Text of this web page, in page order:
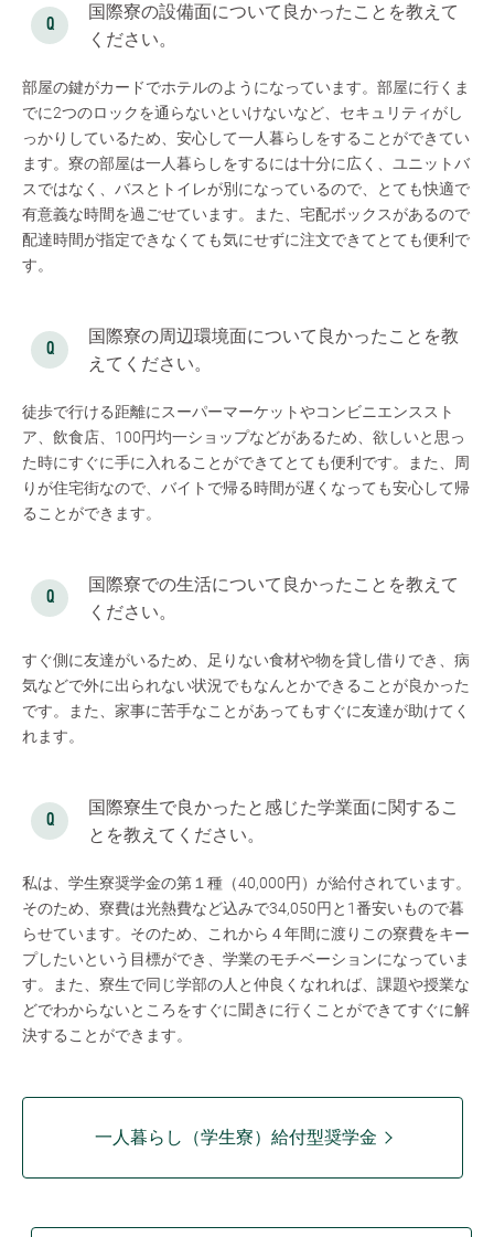
国際寮の設備面について良かったことを教えて
ください。
部屋の鍵がカードでホテルのようになっています。部屋に行くま
でに2つのロックを通らないといけないなど、セキュリティがし
っかりしているため、安心して一人暮らしをすることができてい
ます。寮の部屋は一人暮らしをするには十分に広く、ユニットバ
スではなく、バスとトイレが別になっているので、とても快適で
有意義な時間を過ごせています。また、宅配ボックスがあるので
配達時間が指定できなくても気にせずに注文できてとても便利で
す。
国際寮の周辺環境面について良かったことを教
えてください。
徒歩で行ける距離にスーパーマーケットやコンビニエンススト
ア、飲食店、100円圴一ショップなどがあるため、欲しいと思っ
た時にすぐに手に入れることができてとても便利です。また、周
りが住宅街なので、バイトで帰る時間が遅くなっても安心して帰
ることができます。
国際寮での生活について良かったことを教えて
ください。
すぐ側に友達がいるため、足りない食材や物を貸し借りでき、病
気などで外に出られない状況でもなんとかできることが良かった
です。また、家事に苦手なことがあってもすぐに友達が助けてく
れます。
国際寮生で良かったと感じた学業面に関するこ
とを教えてください。
私は、学生寮奨学金の第１種（40,000円）が給付されています。
そのため、寮費は光熱費など込みで34,050円と1番安いもので暮
らせています。そのため、これから４年間に渡りこの寮費をキー
プしたいという目標ができ、学業のモチベーションになっていま
す。また、寮生で同じ学部の人と仲良くなれれば、課題や授業な
どでわからないところをすぐに聞きに行くことができてすぐに解
決することができます。
一人暮らし（学生寮）給付型奨学金